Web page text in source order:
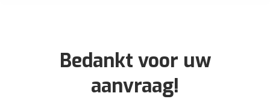
Bedankt voor uw
aanvraag!